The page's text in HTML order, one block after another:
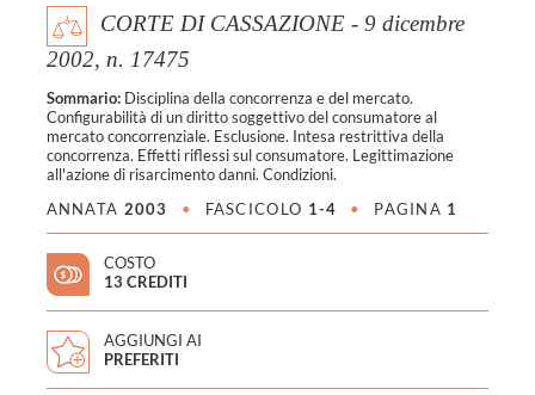
CORTE DI CASSAZIONE - 9 dicembre
2002, n. 17475
Sommario:Disciplina della concorrenza e del mercato.
Configurabilità di un diritto soggettivo del consumatore al
mercato concorrenziale. Esclusione. Intesa restrittiva della
concorrenza. Effetti riflessi sul consumatore. Legittimazione
all'azione di risarcimento danni. Condizioni.
ANNATA 2003 • FASCICOLO 1-4 • PAGINA 1
COSTO
13 CREDITI
AGGIUNGI AI
PREFERITI